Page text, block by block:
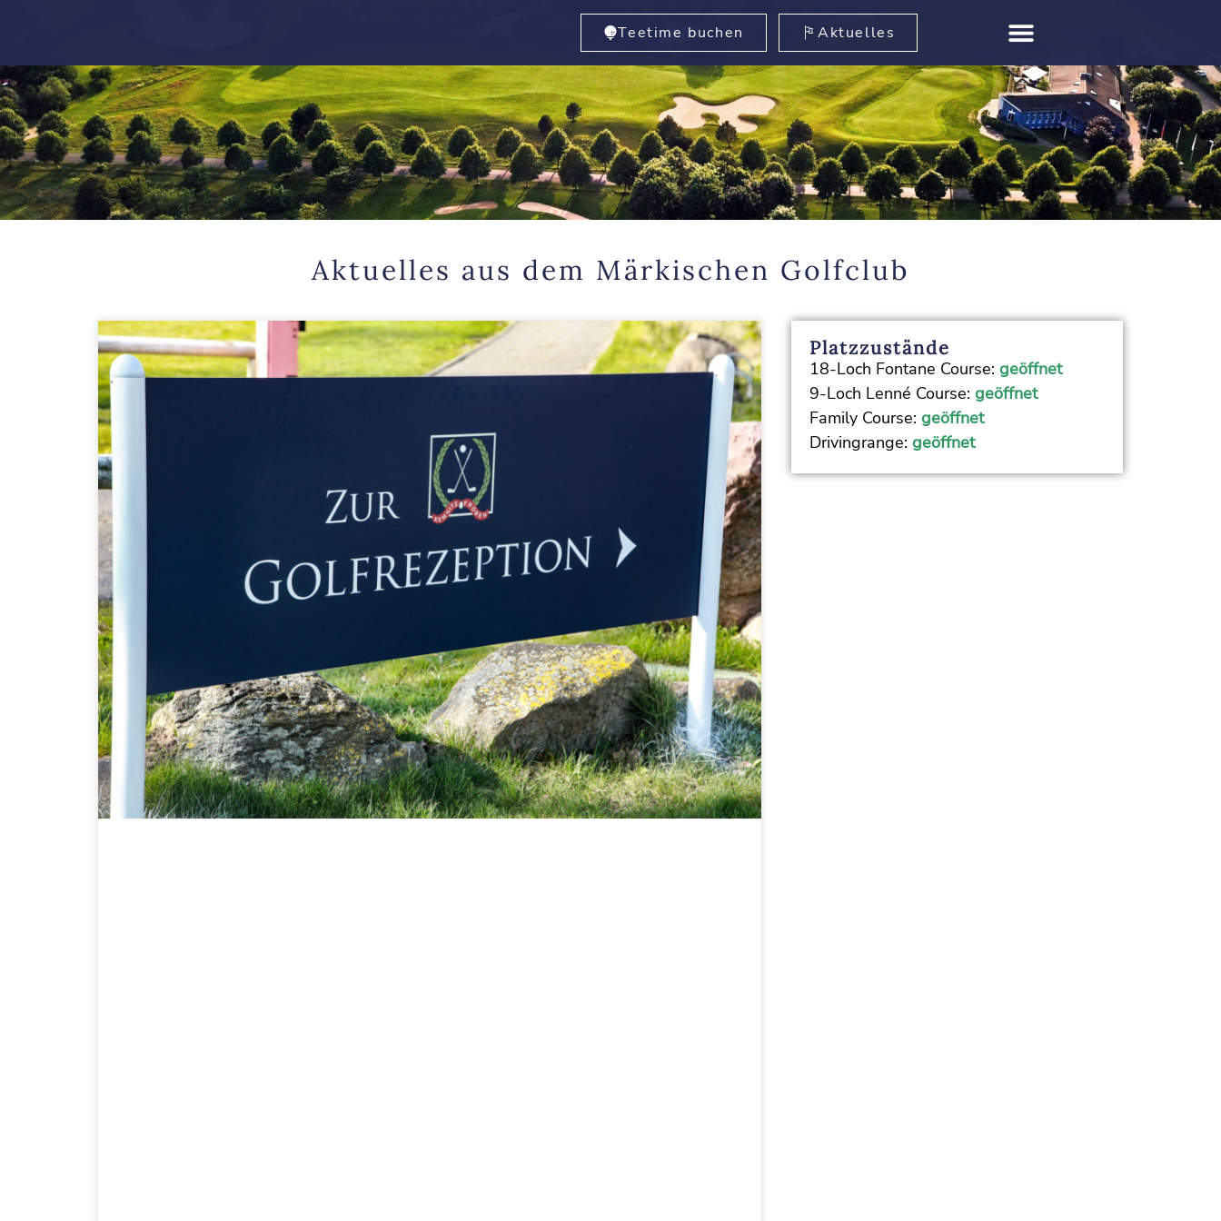
Teetime buchen Aktuelles
Aktuelles aus dem Märkischen Golfclub
Platzzustände
18-Loch Fontane Course:geöffnet
9-Loch Lenné Course:geöffnet
Family Course:geöffnet
Drivingrange:geöffnet